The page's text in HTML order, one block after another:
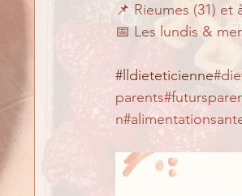
📌 Rieumes (31) et
📅 Les lundis &
#lldieteticienne